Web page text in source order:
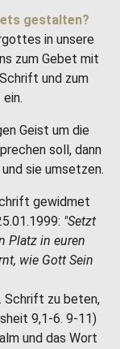
gestalten?
in unsere
zum Gebet mit
und zum
Geist um die
soll, dann
sie umsetzen.
gewidmet
"Setzt
Platz in euren
wie Gott Sein
Schrift zu beten,
9,1-6. 9-11)
und das Wort